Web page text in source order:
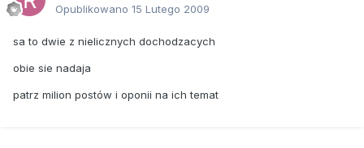
Opublikowano 15 Lutego 2009
sa to dwie z nielicznych dochodzacych
obie sie nadaja
patrz milion postów i oponii na ich temat